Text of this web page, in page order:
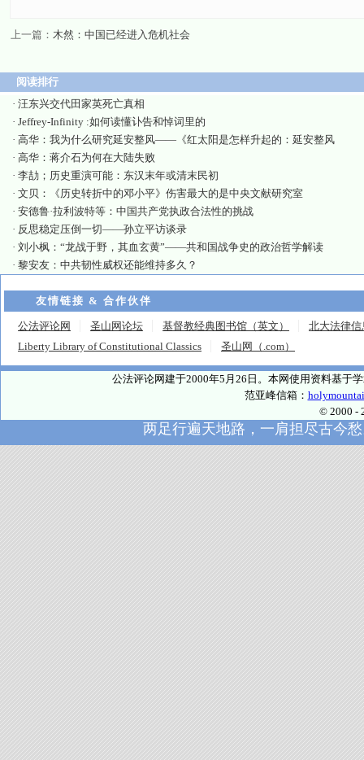
上一篇： 木然：中国已经进入危机社会
阅读排行
· 汪东兴交代田家英死亡真相
· Jeffrey-Infinity :如何读懂讣告和悼词里的
· 高华：我为什么研究延安整风——《红太阳是怎样升起的：延安整风
· 高华：蒋介石为何在大陆失败
· 李劼；历史重演可能：东汉末年或清末民初
· 文贝：《历史转折中的邓小平》伤害最大的是中央文献研究室
· 安德鲁·拉利波特等：中国共产党执政合法性的挑战
· 反思稳定压倒一切——孙立平访谈录
· 刘小枫：“龙战于野，其血玄黄”——共和国战争史的政治哲学解读
· 黎安友：中共韧性威权还能维持多久？
友情链接 & 合作伙伴
公法评论网 圣山网论坛 基督教经典图书馆（英文）
北大法律信
Liberty Library of Constitutional Classics
圣山网（.com）
公法评论网建于2000年5月26日。本网使用资料基于
范亚峰信箱：
© 2000 -
两足行遍天地路，一肩担尽古今